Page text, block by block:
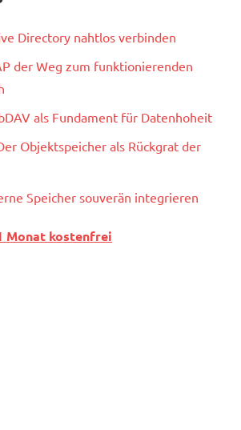
Directory nahtlos verbinden
der Weg zum funktionierenden
als Fundament für Datenhoheit
Objektspeicher als Rückgrat der
Speicher souverän integrieren
Monat kostenfrei